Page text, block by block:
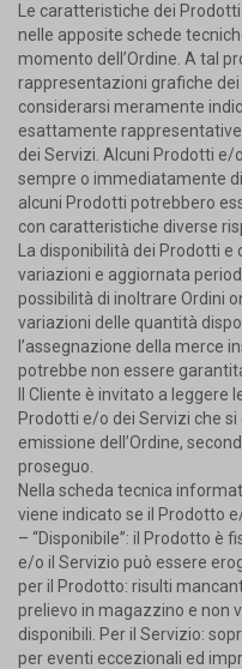
Le caratteristiche dei
nelle apposite schede
momento dell’Ordine. A tal
rappresentazioni grafiche
considerarsi meramente
esattamente
dei Servizi. Alcuni Prodotti
sempre o immediatamente
alcuni Prodotti potrebbero
con caratteristiche diverse
La disponibilità dei Prodotti
variazioni e aggiornata
possibilità di inoltrare Ordini
variazioni delle quantità
l’assegnazione della merce
potrebbe non essere
Il Cliente è invitato a
Prodotti e/o dei Servizi che
emissione dell’Ordine,
proseguo.
Nella scheda tecnica
viene indicato se il Prodotto
– “Disponibile”: il Prodotto è
e/o il Servizio può essere
per il Prodotto: risulti
prelievo in magazzino e non
disponibili. Per il Servizio:
per eventi eccezionali ed